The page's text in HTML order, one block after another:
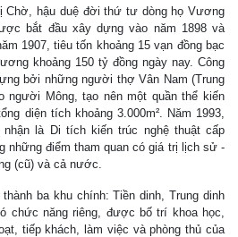
Chờ, hậu duệ đời thứ tư dòng họ Vương
bắt đầu xây dựng vào năm 1898 và
1907, tiêu tốn khoảng 15 vạn đồng bạc
khoảng 150 tỷ đồng ngày nay. Công
bởi những người thợ Vân Nam (Trung
người Mông, tạo nên một quần thể kiến
diện tích khoảng 3.000m². Năm 1993,
là Di tích kiến trúc nghệ thuật cấp
những điểm tham quan có giá trị lịch sử -
(cũ) và cả nước.
ba khu chính: Tiền dinh, Trung dinh
chức năng riêng, được bố trí khoa học,
tiếp khách, làm việc và phòng thủ của